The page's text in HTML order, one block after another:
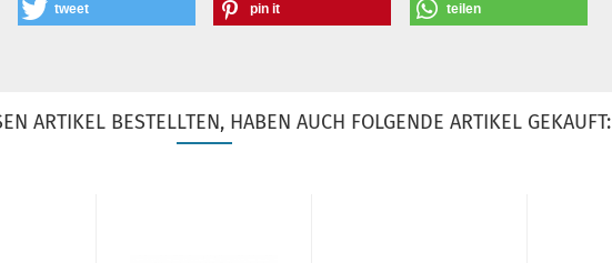
tweet pin it teilen
ARTIKEL BESTELLTEN, HABEN AUCH FOLGENDE ARTIKEL GEKAUFT: